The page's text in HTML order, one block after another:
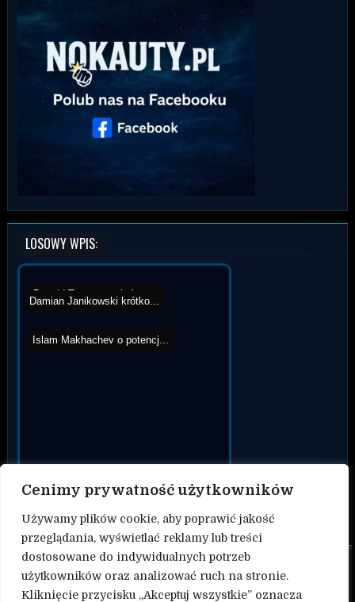
Cenimy prywatność użytkowników
Używamy plików cookie, aby poprawić jakość
przeglądania, wyświetlać reklamy lub treści
dostosowane do indywidualnych potrzeb
użytkowników oraz analizować ruch na stronie.
Kliknięcie przycisku „Akceptuj wszystkie” oznacza
LOSOWY WPIS:
Patryk Kaczmarczyk zapras...
Donald Trump przybył na ...
Damian Janikowski krótko...
Islam Makhachev o potencj...